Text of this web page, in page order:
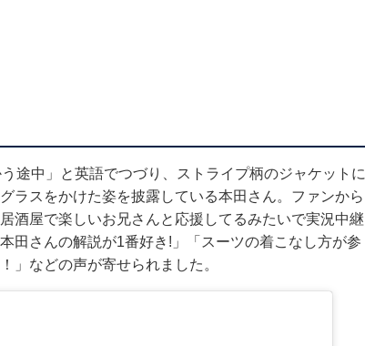
途中」と英語でつづり、ストライプ柄のジャケットに
ラスをかけた姿を披露している本田さん。ファンから
酒屋で楽しいお兄さんと応援してるみたいで実況中継
田さんの解説が1番好き!」「スーツの着こなし方が参
」などの声が寄せられました。